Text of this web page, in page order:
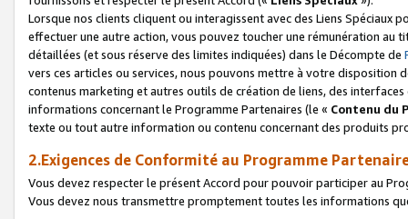
Lorsque nos clients cliquent ou interagissent avec des Liens Spéciaux
effectuer une autre action, vous pouvez toucher une rémunération
détaillées (et sous réserve des limites indiquées) dans le Décompte de
vers ces articles ou services, nous pouvons mettre à votre disposition
contenus marketing et autres outils de création de liens, des
informations concernant le Programme Partenaires (le « Contenu du
texte ou tout autre information ou contenu concernant des produits
2.Exigences de Conformité au Programme
Vous devez respecter le présent Accord pour pouvoir participer au
Vous devez nous transmettre promptement toutes les informations